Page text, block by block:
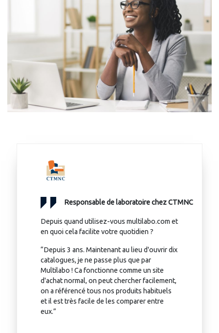
Responsable de laboratoire chez CTMNC
Depuis quand utilisez-vous multilabo.com et
en quoi cela facilite votre quotidien ?
“Depuis 3 ans. Maintenant au lieu d'ouvrir dix
catalogues, je ne passe plus que par
Multilabo ! Ca fonctionne comme un site
d'achat normal, on peut chercher facilement,
on a référencé tous nos produits habituels
et il est très facile de les comparer entre
eux.”